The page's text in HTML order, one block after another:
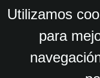
Utilizamos
para